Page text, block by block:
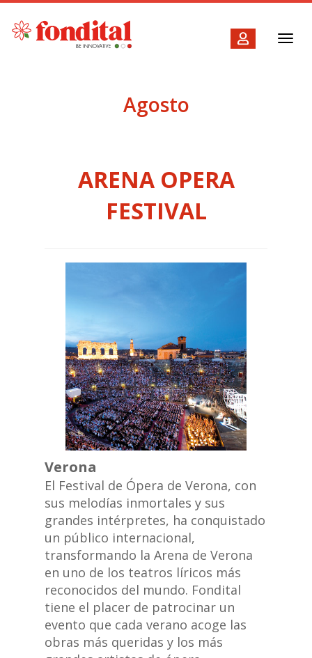
Agosto
ARENA OPERA
FESTIVAL
Verona
El Festival de Ópera de Verona, con
sus melodías inmortales y sus
grandes intérpretes, ha conquistado
un público internacional,
transformando la Arena de Verona
en uno de los teatros líricos más
reconocidos del mundo. Fondital
tiene el placer de patrocinar un
evento que cada verano acoge las
obras más queridas y los más